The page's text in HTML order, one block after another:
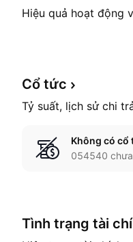
Hiệu quả hoạt động
Cổ tức
Tỷ suất, lịch sử chi
Không có cổ
054540
Tình trạng tài